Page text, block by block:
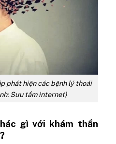
phát hiện các bệnh lý thoái
Sưu tầm internet)
gì với khám thần